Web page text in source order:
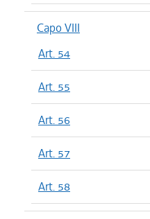
Capo VIII
Art. 54
Art. 55
Art. 56
Art. 57
Art. 58